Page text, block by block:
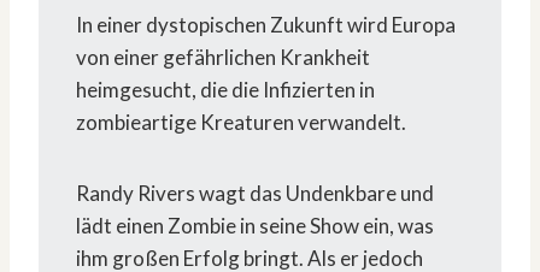
In einer dystopischen Zukunft wird Europa
von einer gefährlichen Krankheit
heimgesucht, die die Infizierten in
zombieartige Kreaturen verwandelt.
Randy Rivers wagt das Undenkbare und
lädt einen Zombie in seine Show ein, was
ihm großen Erfolg bringt. Als er jedoch